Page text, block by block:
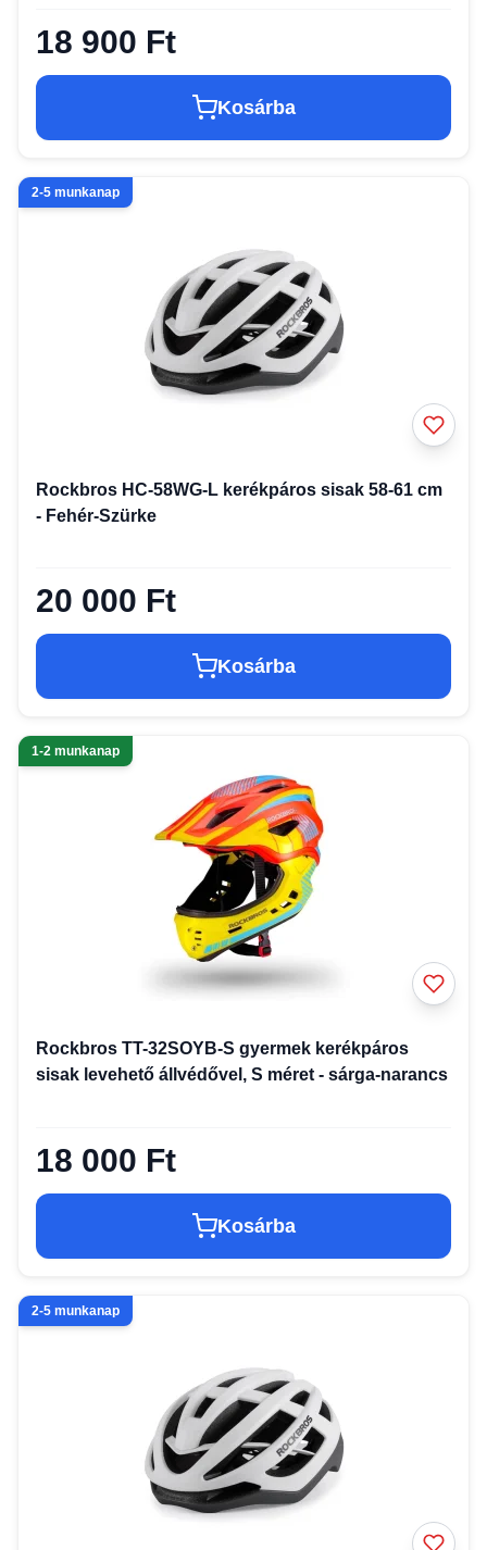
18 900 Ft
Kosárba
2-5 munkanap
Rockbros HC-58WG-L kerékpáros sisak 58-61 cm
- Fehér-Szürke
20 000 Ft
Kosárba
1-2 munkanap
Rockbros TT-32SOYB-S gyermek kerékpáros
sisak levehető állvédővel, S méret - sárga-narancs
18 000 Ft
Kosárba
2-5 munkanap